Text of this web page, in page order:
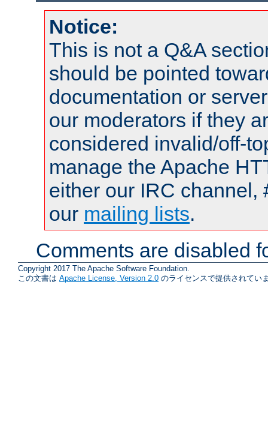
Notice:
This is not a Q&A
should be pointed
documentation or
our moderators if they
considered invalid/off-
manage the Apache
either our IRC channel,
our mailing lists.
Comments are disabled
Copyright 2017 The Apache Software Foundation.
この文書は Apache License, Version 2.0 のライセンスで提供されてい